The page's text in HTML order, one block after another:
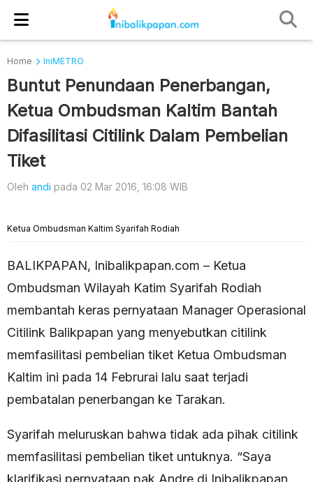
Home IniMETRO
Buntut Penundaan Penerbangan,
Ketua Ombudsman Kaltim Bantah
Difasilitasi Citilink Dalam Pembelian
Tiket
Oleh andi pada 02 Mar 2016, 16:08 WIB
Ketua Ombudsman Kaltim Syarifah Rodiah
BALIKPAPAN, Inibalikpapan.com – Ketua
Ombudsman Wilayah Katim Syarifah Rodiah
membantah keras pernyataan Manager Operasional
Citilink Balikpapan yang menyebutkan citilink
memfasilitasi pembelian tiket Ketua Ombudsman
Kaltim ini pada 14 Februrai lalu saat terjadi
pembatalan penerbangan ke Tarakan.
Syarifah meluruskan bahwa tidak ada pihak citilink
memfasilitasi pembelian tiket untuknya. “Saya
klarifikasi pernyataan pak Andre di Inibalikpapan